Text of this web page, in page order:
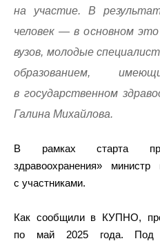
на участие. В
человек — в основном это
вузов, молодые
образованием,
в государственном
Галина Михайлова.
В рамках старта
здравоохранения»
с участниками.
Как сообщили в КУПНО,
по май 2025 года. Под